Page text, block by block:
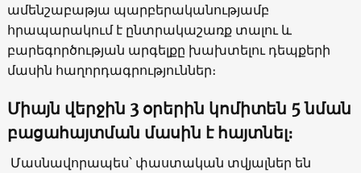
ամենշաբաթյա պարբերականությամբ
հրապարակում է ընտրակաշառք տալու և
բարեգործության արգելքը խախտելու դեպքերի
մասին հաղորդագրություններ։
Միայն վերջին 3 օրերին կոմիտեն 5 նման
բացահայտման մասին է հայտնել։
Մասնավորապես՝ փաստական տվյալներ են